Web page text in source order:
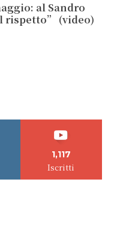
al Sandro
rispetto” (video)
1,117
Iscritti